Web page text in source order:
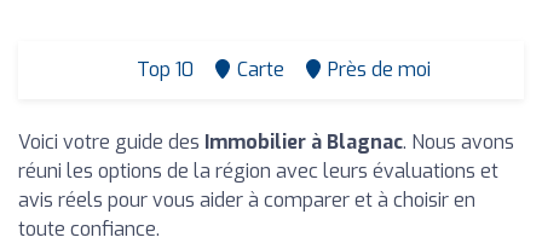
Top 10 Carte Près de moi
Voici votre guide des Immobilier à Blagnac. Nous avons
réuni les options de la région avec leurs évaluations et
avis réels pour vous aider à comparer et à choisir en
toute confiance.